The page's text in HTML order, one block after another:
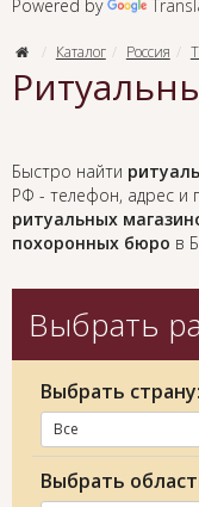
Powered by
Каталог Россия
Быстро найти
РФ - телефон, адрес и
ритуальных
похоронных бюро в
Выбрать
Выбрать страну:
Все
Выбрать